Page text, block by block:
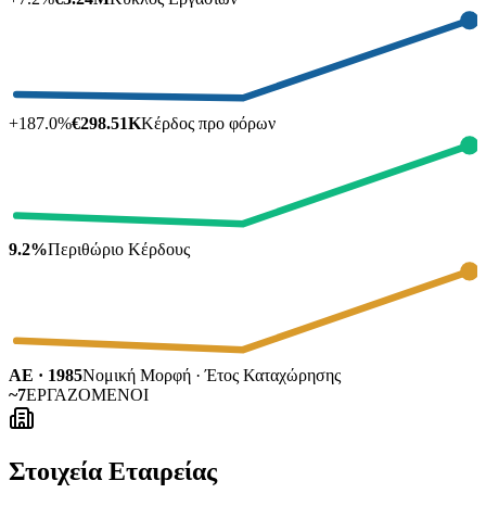
+187.0%€298.51KΚέρδος προ φόρων
9.2%Περιθώριο Κέρδους
ΑΕ · 1985Νομική Μορφή · Έτος Καταχώρησης
~7ΕΡΓΑΖΟΜΕΝΟΙ
Στοιχεία Εταιρείας